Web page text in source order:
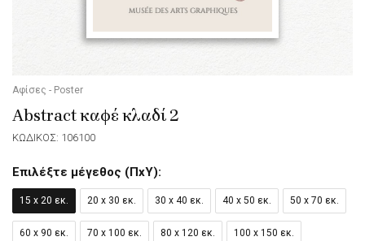
Αφίσες - Poster
Abstract καφέ κλαδί 2
ΚΩΔΙΚΟΣ: 106100
Επιλέξτε μέγεθος (ΠxΥ):
15 x 20 εκ. 20 x 30 εκ. 30 x 40 εκ. 40 x 50 εκ. 50 x 70 εκ.
60 x 90 εκ. 70 x 100 εκ. 80 x 120 εκ. 100 x 150 εκ.